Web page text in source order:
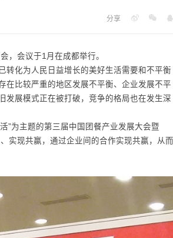
分享
，会议于1月在成都举行。
转化为人民日益增长的美好生活需要和不平衡
在比较严重的地区发展不平衡、企业发展不平
发展模式正在被打破，竞争的格局也在发生深
”为主题的第三届中国团餐产业发展大会暨
实现共赢，通过企业间的合作实现共赢，从而